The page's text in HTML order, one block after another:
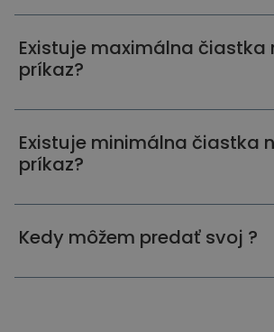
Existuje maximálna čiastka
príkaz?
Existuje minimálna čiastka
príkaz?
Kedy môžem predať svoj ?